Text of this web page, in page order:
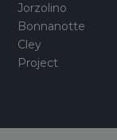
Jorzolino
Bonnanotte
Cley
Project